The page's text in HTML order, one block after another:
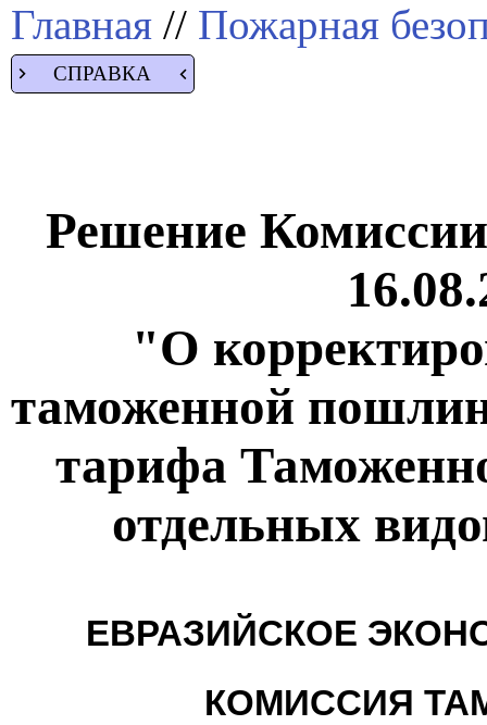
Главная // Пожарная
СПРАВКА
Решение
"О
таможенной
тарифа
отдельных
ЕВРАЗИЙСКОЕ
КОМИССИЯ